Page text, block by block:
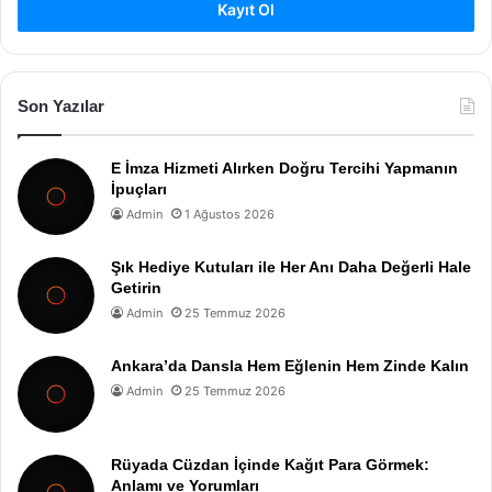
Kayıt Ol
Son Yazılar
E İmza Hizmeti Alırken Doğru Tercihi Yapmanın
İpuçları
Admin 1 Ağustos 2026
Şık Hediye Kutuları ile Her Anı Daha Değerli Hale
Getirin
Admin 25 Temmuz 2026
Ankara’da Dansla Hem Eğlenin Hem Zinde Kalın
Admin 25 Temmuz 2026
Rüyada Cüzdan İçinde Kağıt Para Görmek:
Anlamı ve Yorumları